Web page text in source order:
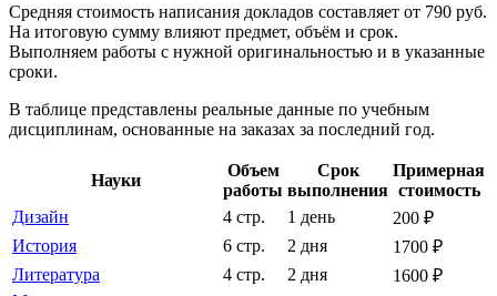
Средняя стоимость написания докладов составляет от 790 руб.
На итоговую сумму влияют предмет, объём и срок.
Выполняем работы с нужной оригинальностью и в указанные
сроки.
В таблице представлены реальные данные по учебным
дисциплинам, основанные на заказах за последний год.
Науки
Объем
работы
Срок
выполнения
Примерная
стоимость
Дизайн
4 стр. 1 день
200 ₽
История
6 стр. 2 дня
1700 ₽
Литература
4 стр. 2 дня
1600 ₽